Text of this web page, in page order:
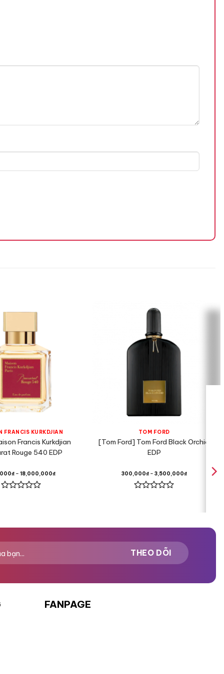
FRANCIS KURKDJIAN
Francis Kurkdjian
Rouge 540 EDP
₫ – 18,000,000₫
5
TOM FORD
[Tom Ford] Tom Ford Black Orchid
EDP
300,000₫– 3,500,000₫
5
FANPAGE